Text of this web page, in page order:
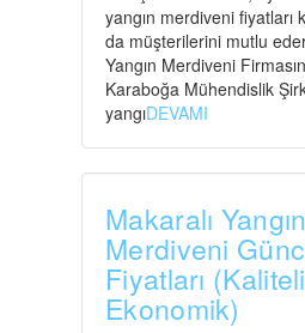
yangın merdiveni fiyatları
da müşterilerini mutlu
Yangın Merdiveni
Karaboğa Mühendislik
yangıDEVAMI
Makaralı Yangın
Merdiveni
Fiyatları
Ekonomik)